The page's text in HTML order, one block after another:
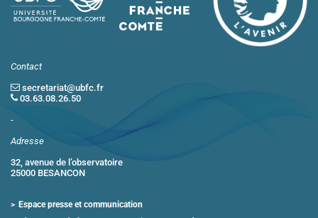
Contact
secretariat@ubfc.fr
03.63.08.26.50
-
Adresse
32, avenue de l’observatoire
25000 BESANCON
Espace presse et communication